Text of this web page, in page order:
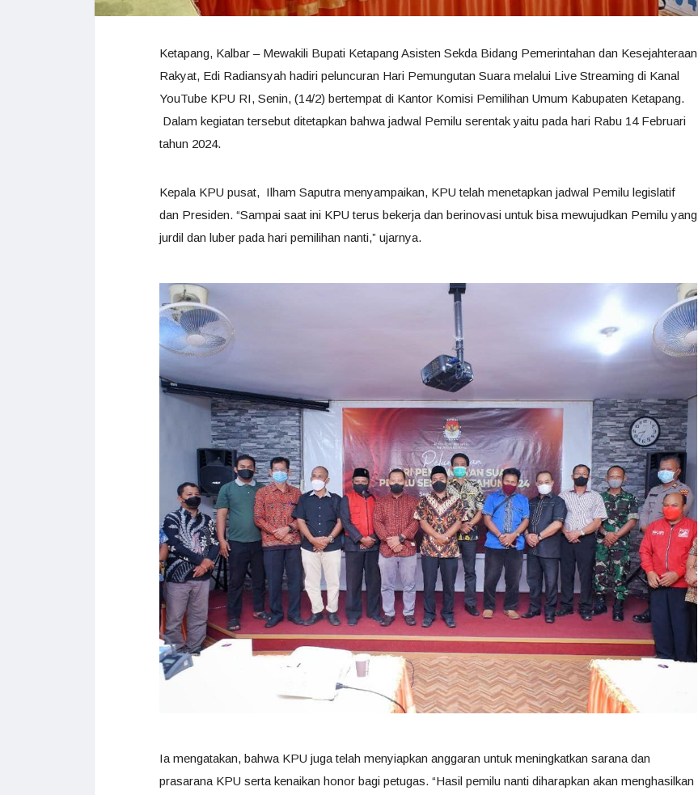
Ketapang, Kalbar – Mewakili Bupati Ketapang Asisten Sekda Bidang Pemerintahan dan Kesejahteraan
Rakyat, Edi Radiansyah hadiri peluncuran Hari Pemungutan Suara melalui Live Streaming di Kanal
YouTube KPU RI, Senin, (14/2) bertempat di Kantor Komisi Pemilihan Umum Kabupaten Ketapang.
Dalam kegiatan tersebut ditetapkan bahwa jadwal Pemilu serentak yaitu pada hari Rabu 14 Februari
tahun 2024.
Kepala KPU pusat, Ilham Saputra menyampaikan, KPU telah menetapkan jadwal Pemilu legislatif
dan Presiden. “Sampai saat ini KPU terus bekerja dan berinovasi untuk bisa mewujudkan Pemilu yang
jurdil dan luber pada hari pemilihan nanti,” ujarnya.
Ia mengatakan, bahwa KPU juga telah menyiapkan anggaran untuk meningkatkan sarana dan
prasarana KPU serta kenaikan honor bagi petugas. “Hasil pemilu nanti diharapkan akan menghasilkan